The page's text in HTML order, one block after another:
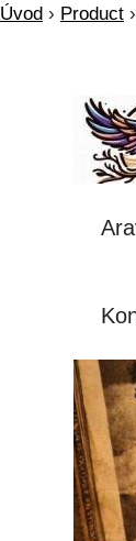
Úvod › Product ›